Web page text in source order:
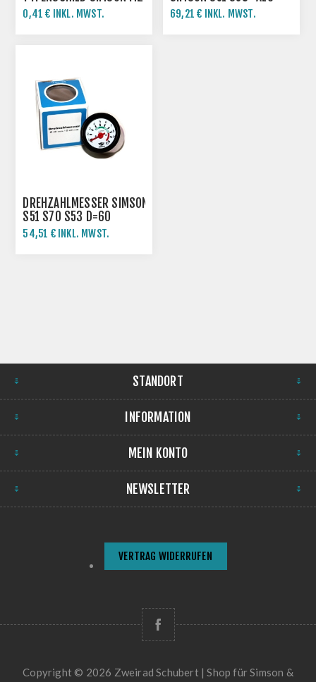
0,41 € INKL. MWST. 69,21 € INKL. MWST.
DREHZAHLMESSER SIMSON
S51 S70 S53 D=60
54,51 € INKL. MWST.
STANDORT
INFORMATION
MEIN KONTO
NEWSLETTER
VERTRAG WIDERRUFEN
Copyright © 2026 Zweirad Schubert | Shop für Simson &